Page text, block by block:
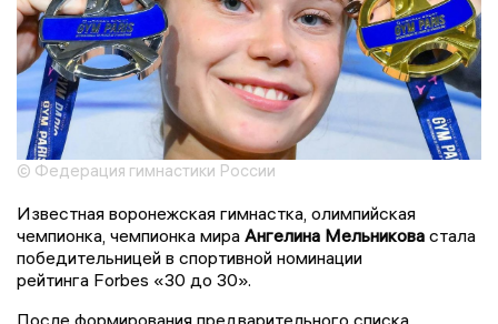
© Федерация гимнастики России
Известная воронежская гимнастка, олимпийская
чемпионка, чемпионка мира Ангелина Мельникова стала
победительницей в спортивной номинации
рейтинга Forbes «30 до 30».
После формирования предварительного списка